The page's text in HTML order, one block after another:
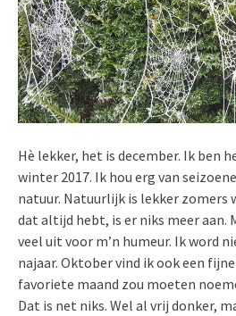
Hè lekker, het is december. Ik ben
winter 2017. Ik hou erg van
natuur. Natuurlijk is lekker zomers
dat altijd hebt, is er niks meer aan.
veel uit voor m’n humeur. Ik word
najaar. Oktober vind ik ook een
favoriete maand zou moeten
Dat is net niks. Wel al vrij donker,